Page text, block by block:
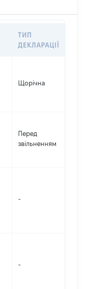
ТИП
ДЕКЛАРАЦІЇ
Щорічна
Перед
звільненням
-
-